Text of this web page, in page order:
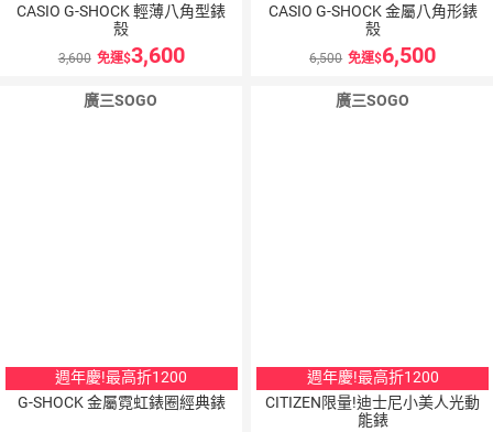
CASIO G-SHOCK 輕薄八角型錶
殼
3,600 免運 3,600
CASIO G-SHOCK 金屬八角形錶
殼
6,500 免運 6,500
廣三SOGO
週年慶!最高折1200
G-SHOCK 金屬霓虹錶圈經典錶
廣三SOGO
週年慶!最高折1200
CITIZEN限量!迪士尼小美人光動
能錶